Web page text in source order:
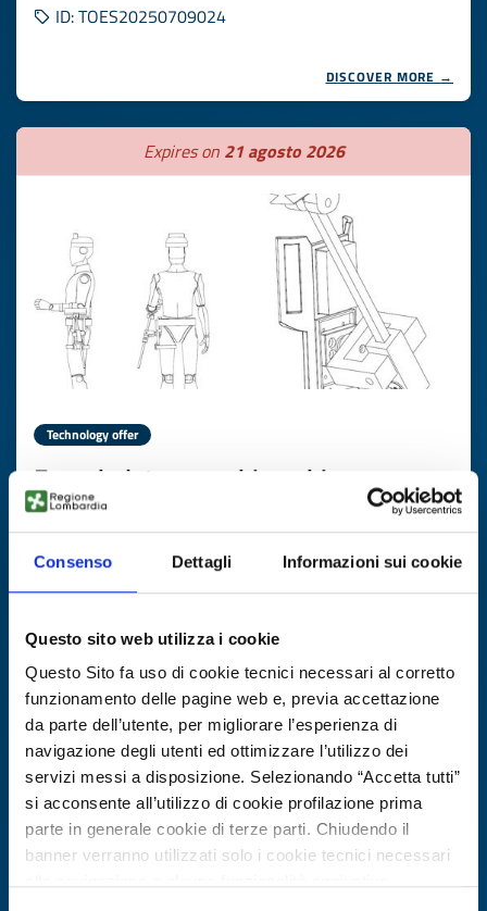
Consenso Dettagli Informazioni sui cookie
Questo sito web utilizza i cookie
Questo Sito fa uso di cookie tecnici necessari al corretto
funzionamento delle pagine web e, previa accettazione
da parte dell’utente, per migliorare l’esperienza di
navigazione degli utenti ed ottimizzare l’utilizzo dei
servizi messi a disposizione. Selezionando “Accetta tutti”
si acconsente all’utilizzo di cookie profilazione prima
parte in generale cookie di terze parti. Chiudendo il
banner verranno utilizzati solo i cookie tecnici necessari
ID: TOES20250709024
DISCOVER MORE →
Expires on 21 agosto 2026
Technology offer
Esoscheletro per chirurghi
ID: TOES20250709016